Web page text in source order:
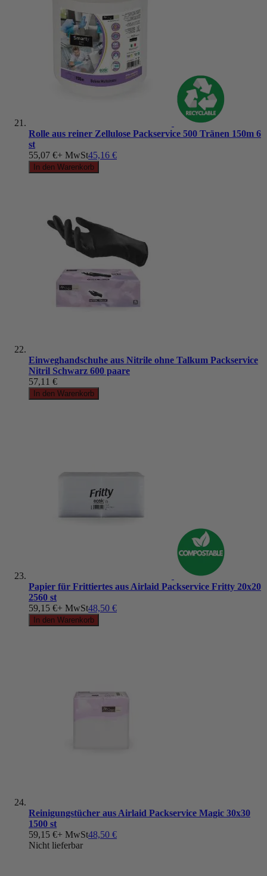
Rolle aus reiner Zellulose Packservice 500 Tränen 150m 6
st
55,07 €+ MwSt45,16 €
In den Warenkorb
Einweghandschuhe aus Nitrile ohne Talkum Packservice
Nitril Schwarz 600 paare
57,11 €
In den Warenkorb
Papier für Frittiertes aus Airlaid Packservice Fritty 20x20
2560 st
59,15 €+ MwSt48,50 €
In den Warenkorb
Reinigungstücher aus Airlaid Packservice Magic 30x30
1500 st
59,15 €+ MwSt48,50 €
Nicht lieferbar